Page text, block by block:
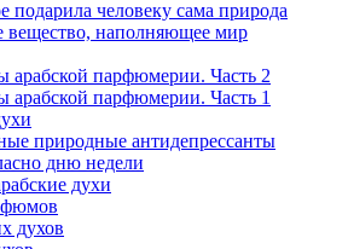
подарила человеку сама природа
вещество, наполняющее мир
парфюмерии. Часть 2
парфюмерии. Часть 1
природные антидепрессанты
дню недели
духи
духов